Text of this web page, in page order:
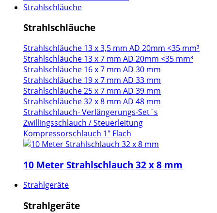
Strahlschläuche
Strahlschläuche
Strahlschläuche 13 x 3,5 mm AD 20mm <35 mm³
Strahlschläuche 13 x 7 mm AD 20mm <35 mm³
Strahlschläuche 16 x 7 mm AD 30 mm
Strahlschläuche 19 x 7 mm AD 33 mm
Strahlschläuche 25 x 7 mm AD 39 mm
Strahlschläuche 32 x 8 mm AD 48 mm
Strahlschlauch- Verlängerungs-Set`s
Zwillingsschlauch / Steuerleitung
Kompressorschlauch 1" Flach
10 Meter Strahlschlauch 32 x 8 mm
Strahlgeräte
Strahlgeräte